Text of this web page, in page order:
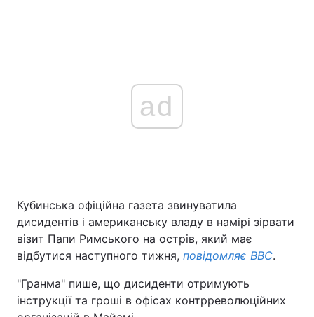
ad
Кубинська офіційна газета звинуватила
дисидентів і американську владу в намірі зірвати
візит Папи Римського на острів, який має
відбутися наступного тижня, повідомляє ВВС.
"Гранма" пише, що дисиденти отримують
інструкції та гроші в офісах контрреволюційних